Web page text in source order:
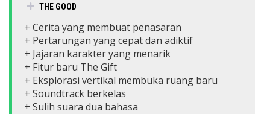
THE GOOD
+ Cerita yang membuat penasaran
+ Pertarungan yang cepat dan adiktif
+ Jajaran karakter yang menarik
+ Fitur baru The Gift
+ Eksplorasi vertikal membuka ruang baru
+ Soundtrack berkelas
+ Sulih suara dua bahasa